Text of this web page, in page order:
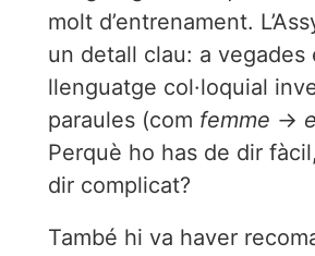
molt d’entrenament.
un detall clau: a vegades
llenguatge col·loquial
paraules (com femme →
Perquè ho has de dir
dir complicat?
També hi va haver